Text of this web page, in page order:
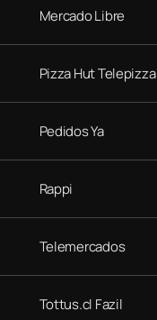
Mercado Libre
Pizza Hut Telepizza
Pedidos Ya
Rappi
Telemercados
Tottus.cl Fazil